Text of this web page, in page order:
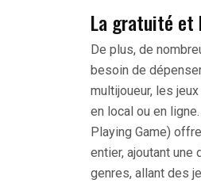
La gratuité et
De plus, de
besoin de
multijoueur, les
en local ou en
Playing Game)
entier, ajoutant
genres, allant des